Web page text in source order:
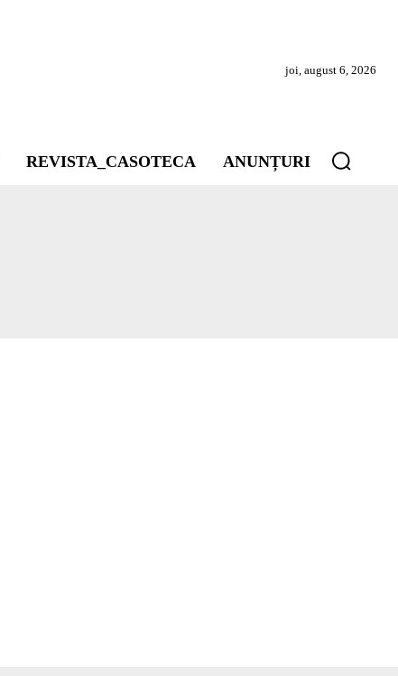
joi, august 6, 2026
REVISTA_CASOTECA ANUNȚURI